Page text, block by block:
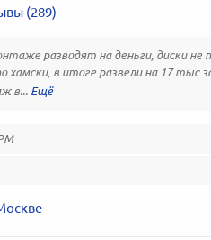
(289)
разводят на деньги, диски не
хамски, в итоге развели на 17 тыс
в...